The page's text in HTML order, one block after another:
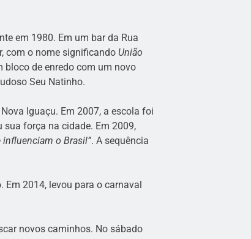
em 1980. Em um bar da Rua
com o nome significando União
bloco de enredo com um novo
Seu Natinho.
Iguaçu. Em 2007, a escola foi
força na cidade. Em 2009,
influenciam o Brasil”. A sequência
Em 2014, levou para o carnaval
novos caminhos. No sábado